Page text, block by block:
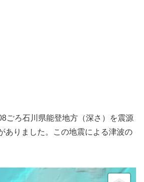
ごろ石川県能登地方（深さ）を震源
ありました。この地震による津波の